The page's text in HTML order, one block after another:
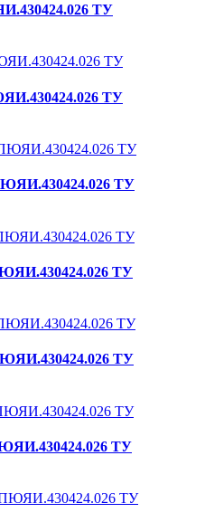
ТУ
ТУ
ТУ
ТУ
ТУ
ТУ